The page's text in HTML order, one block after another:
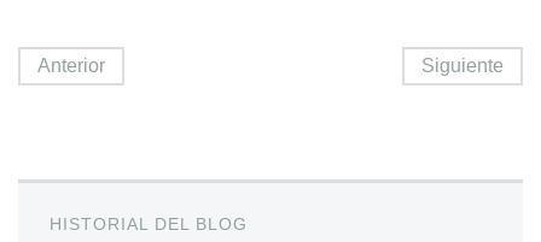
Anterior Siguiente
HISTORIAL DEL BLOG